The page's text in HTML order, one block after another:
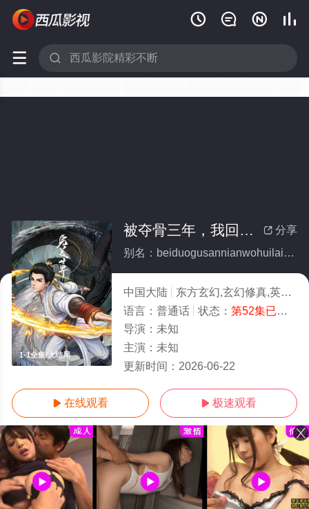
   
 
1-1全集/大结局
 分享
被夺骨三年，我回来了(全集)
别名：beiduogusannianwohuilailiao
中国大陆
东方玄幻,玄幻修真,英雄成长,国漫,中国动漫
语言： 普通话 状态： 第52集已完结
导演： 未知
主演： 未知
更新时间： 2026-06-22
 在线观看  极速观看